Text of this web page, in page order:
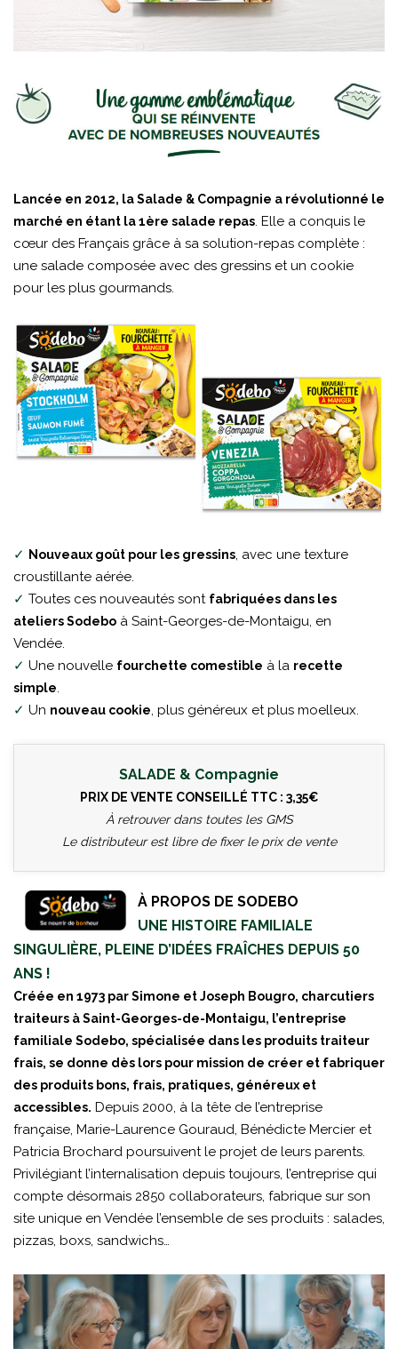
Lancée en 2012, la Salade & Compagnie a révolutionné le
marché en étant la 1ère salade repas. Elle a conquis le
cœur des Français grâce à sa solution-repas complète :
une salade composée avec des gressins et un cookie
pour les plus gourmands.
✓ Nouveaux goût pour les gressins, avec une texture
croustillante aérée.
✓ Toutes ces nouveautés sont fabriquées dans les
ateliers Sodebo à Saint-Georges-de-Montaigu, en
Vendée.
✓ Une nouvelle fourchette comestible à la recette
simple.
✓ Un nouveau cookie, plus généreux et plus moelleux.
SALADE & Compagnie
PRIX DE VENTE CONSEILLÉ TTC : 3,35€
À retrouver dans toutes les GMS
Le distributeur est libre de fixer le prix de vente
À PROPOS DE SODEBO
UNE HISTOIRE FAMILIALE
SINGULIÈRE, PLEINE D’IDÉES FRAÎCHES DEPUIS 50
ANS !
Créée en 1973 par Simone et Joseph Bougro, charcutiers
traiteurs à Saint-Georges-de-Montaigu, l’entreprise
familiale Sodebo, spécialisée dans les produits traiteur
frais, se donne dès lors pour mission de créer et fabriquer
des produits bons, frais, pratiques, généreux et
accessibles. Depuis 2000, à la tête de l’entreprise
française, Marie-Laurence Gouraud, Bénédicte Mercier et
Patricia Brochard poursuivent le projet de leurs parents.
Privilégiant l’internalisation depuis toujours, l’entreprise qui
compte désormais 2850 collaborateurs, fabrique sur son
site unique en Vendée l’ensemble de ses produits : salades,
pizzas, boxs, sandwichs…